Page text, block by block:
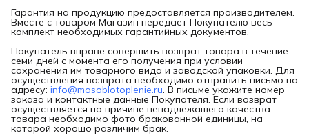
Гарантия на продукцию предоставляется производителем.
Вместе с товаром Магазин передаёт Покупателю весь
комплект необходимых гарантийных документов.
Покупатель вправе совершить возврат товара в течение
семи дней с момента его получения при условии
сохранения им товарного вида и заводской упаковки. Для
осуществления возврата необходимо отправить письмо по
адресу: info@mosoblotoplenie.ru. В письме укажите номер
заказа и контактные данные Покупателя. Если возврат
осуществляется по причине ненадлежащего качества
товара необходимо фото бракованной единицы, на
которой хорошо различим брак.